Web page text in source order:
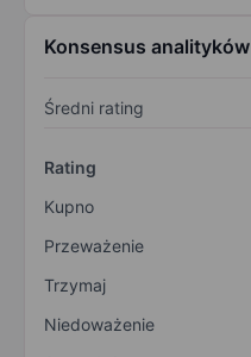
Konsensus analityków
Średni rating
Rating
Kupno
Przeważenie
Trzymaj
Niedoważenie